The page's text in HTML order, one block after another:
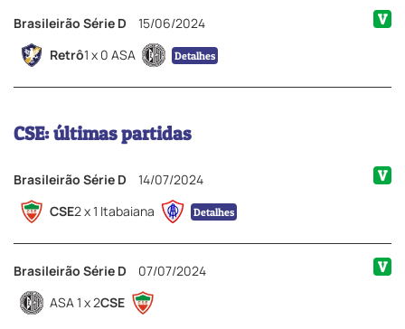
Brasileirão Série D 15/06/2024 V
Retrô1 x 0 ASA Detalhes
CSE: últimas partidas
Brasileirão Série D 14/07/2024 V
CSE2 x 1 Itabaiana Detalhes
Brasileirão Série D 07/07/2024 V
ASA 1 x 2CSE